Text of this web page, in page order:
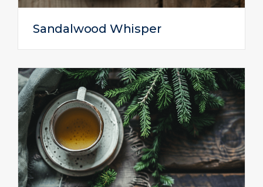
Sandalwood Whisper